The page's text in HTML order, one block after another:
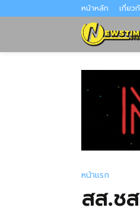
หน้าหลัก เกี่ยว
หน้าแรก
สส.ช